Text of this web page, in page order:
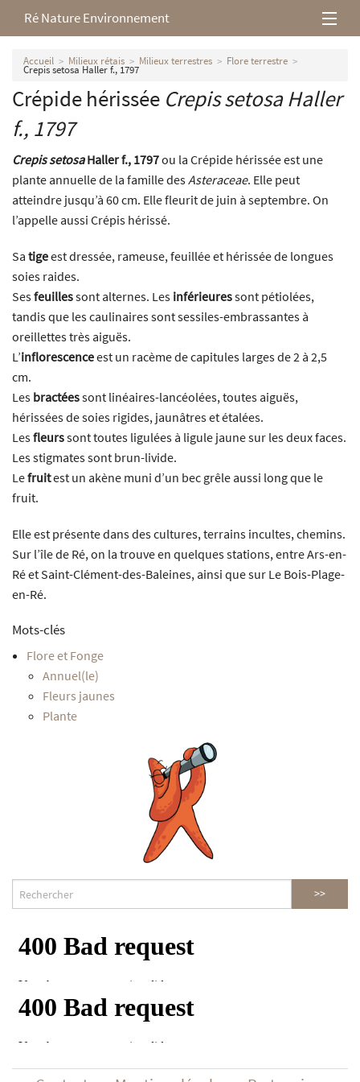
Ré Nature Environnement
L’association
Milieux rétais
Nos parutions
Accueil Milieux rétais Milieux terrestres Flore terrestre
Crepis setosa Haller f., 1797
Crépide hérissée Crepis setosaHaller
f., 1797
Crepis setosaHaller f., 1797ou la Crépide hérissée est une
plante annuelle de la famille desAsteraceae. Elle peut
atteindre jusqu’à 60 cm. Elle fleurit de juin à septembre. On
l’appelle aussi Crépis hérissé.
Sa tigeest dressée, rameuse, feuillée et hérissée de longues
soies raides.
Sesfeuillessont alternes. Les inférieuressont pétiolées,
tandis que les caulinaires sont sessiles-embrassantes à
oreillettes très aiguës.
L’inflorescenceest un racème de capitules larges de 2 à 2,5
cm.
Les bractéessont linéaires-lancéolées, toutes aiguës,
hérissées de soies rigides, jaunâtres et étalées.
Lesfleurssont toutes ligulées à ligule jaune sur les deux faces.
Les stigmates sont brun-livide.
Lefruitest un akène muni d’un bec grêle aussi long que le
fruit.
Elle est présente dans des cultures, terrains incultes, chemins.
Sur l’île de Ré, on la trouve en quelques stations, entre Ars-en-
Ré et Saint-Clément-des-Baleines, ainsi que sur Le Bois-Plage-
en-Ré.
Mots-clés
Flore et Fonge
Annuel(le)
Fleurs jaunes
Plante